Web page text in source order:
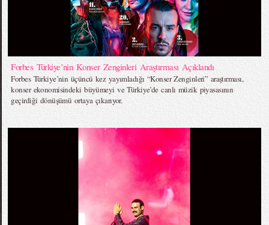
Forbes Türkiye’nin Konser Zenginleri Araştırması Açıklandı
Forbes Türkiye’nin üçüncü kez yayımladığı “Konser Zenginleri” araştırması,
konser ekonomisindeki büyümeyi ve Türkiye’de canlı müzik piyasasının
geçirdiği dönüşümü ortaya çıkarıyor.